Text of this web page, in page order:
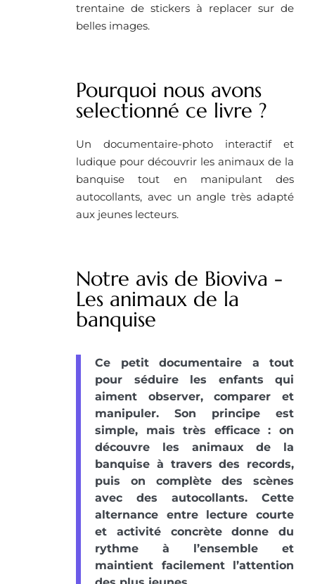
trentaine de stickers à replacer sur de
belles images.
Pourquoi nous avons
selectionné ce livre ?
Un documentaire-photo interactif et
ludique pour découvrir les animaux de la
banquise tout en manipulant des
autocollants, avec un angle très adapté
aux jeunes lecteurs.
Notre avis de Bioviva -
Les animaux de la
banquise
Ce petit documentaire a tout
pour séduire les enfants qui
aiment observer, comparer et
manipuler. Son principe est
simple, mais très efficace : on
découvre les animaux de la
banquise à travers des records,
puis on complète des scènes
avec des autocollants. Cette
alternance entre lecture courte
et activité concrète donne du
rythme à l’ensemble et
maintient facilement l’attention